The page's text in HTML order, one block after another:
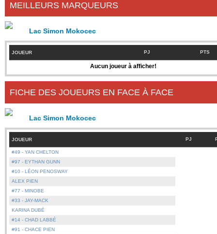
MEILLEURS MARQUEURS
Lac Simon Mokocec
JOUEUR PJ PTS
Aucun joueur à afficher!
FICHE DES JOUEURS EN FACE À FACE
Lac Simon Mokocec
JOUEUR PJ
#49 - YAN CHELTON
#97 - EYTHAN GUNN
#10 - LÉON PENOSWAY
ALEX PIEN
#77 - MINOBE
#33 - JAY-MACK
KARINA DUBÉ
#14 - CHAD LABBÉ
#91 - CHACE PIEN